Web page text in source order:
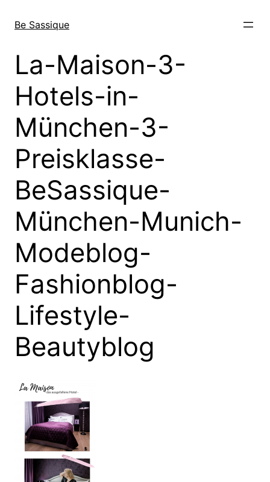
zum
wechseln
Be Sassique
La-Maison-3-
Hotels-in-
München-3-
Preisklasse-
BeSassique-
München-Munich-
Modeblog-
Fashionblog-
Lifestyle-
Beautyblog